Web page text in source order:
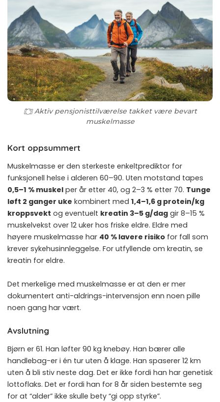
Aktiv pensjonisttilværelse takket være bevart
muskelmasse
Kort oppsummert
Muskelmasse er den sterkeste enkeltprediktor for
funksjonell helse i alderen 60–90. Uten motstand tapes
0,5–1 % muskel per år etter 40, og 2–3 % etter 70. Tunge
løft 2 ganger uke kombinert med 1,4–1,6 g protein/kg
kroppsvekt og eventuelt kreatin 3–5 g/dag gir 8–15 %
muskelvekst over 12 uker hos friske eldre. Eldre med
høyere muskelmasse har 40 % lavere risiko for fall som
krever sykehusinnleggelse. For utfyllende om kreatin, se
kreatin for eldre.
Det merkelige med muskelmasse er at den er mer
dokumentert anti-aldrings-intervensjon enn noen pille
noen gang har vært.
Avslutning
Bjørn er 61. Han løfter 90 kg knebøy. Han bærer alle
handlebag-er i én tur uten å klage. Han spaserer 12 km
uten å bli stiv neste dag. Det er ikke fordi han har genetisk
lottoflaks. Det er fordi han for 8 år siden bestemte seg
for at “alder” ikke skulle bety “gi opp styrke”.